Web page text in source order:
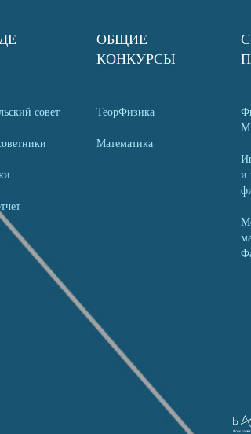
совет
ОБЩИЕ
КОНКУРСЫ
ТеорФизика
Математика
и